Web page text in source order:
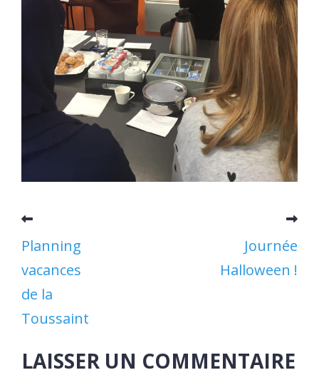
Planning
vacances
de la
Toussaint
Journée
Halloween !
LAISSER UN COMMENTAIRE